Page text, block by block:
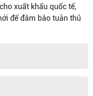
xuất khẩu quốc tế,
để đảm bảo tuân thủ